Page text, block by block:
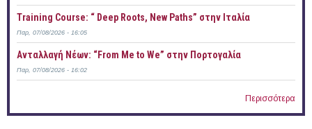
Training Course: “ Deep Roots, New Paths” στην Ιταλία
Παρ, 07/08/2026 - 16:05
Ανταλλαγή Νέων: “From Me to We” στην Πορτογαλία
Παρ, 07/08/2026 - 16:02
Περισσότερα